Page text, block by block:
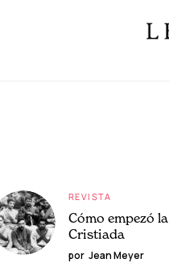
REVISTA
Cómo empezó la
Cristiada
por Jean Meyer